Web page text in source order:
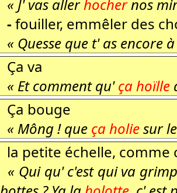
« J' vas allerhochernos
- fouiller, emmêler des
« Quesse que t' as encore
Ça va
« Et comment qu'ça hoïlle
Ça bouge
« Mông ! que ça holiesur
la petite échelle, comme
« Qui qu' c'est qui va